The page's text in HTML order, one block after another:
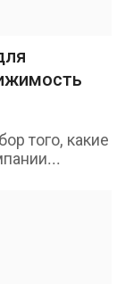
того, какие